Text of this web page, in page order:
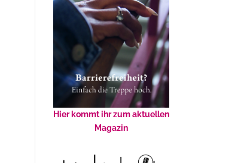
Hier kommt ihr zum aktuellen
Magazin